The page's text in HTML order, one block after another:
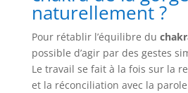
naturellement ?
Pour rétablir l’équilibre du
possible d’agir par des gestes
Le travail se fait à la fois sur la
et la réconciliation avec la